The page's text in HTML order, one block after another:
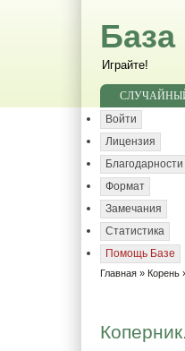
Играйте!
Войти
Лицензия
Благодарности
Формат
Замечания
Статистика
Помощь Базе
Главная » Корень